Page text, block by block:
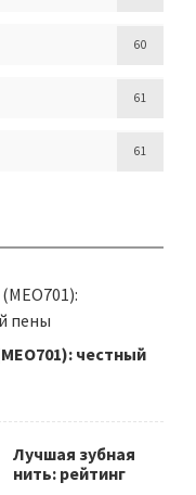
60
61
61
честный
Лучшая зубная
нить: рейтинг